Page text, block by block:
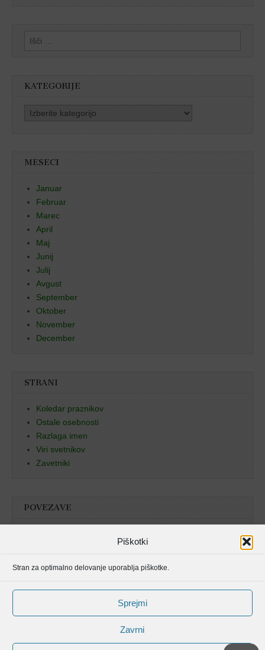
Piškotki
Stran za optimalno delovanje uporablja piškotke.
Sprejmi
Zavrni
Išči:
KATEGORIJE
Kategorije
MESECI
Januar
Februar
Marec
April
Maj
Junij
Julij
Avgust
September
Oktober
November
December
STRANI
Koledar praznikov
Ostale osebnosti
Razlaga imen
Viri svetnikov
Zavetniki
POVEZAVE